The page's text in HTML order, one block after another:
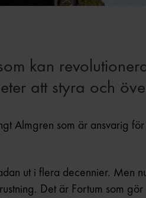
kan
att styra och
Almgren som är ansvarig för
ut i flera decennier. Men
Det är Fortum som gör